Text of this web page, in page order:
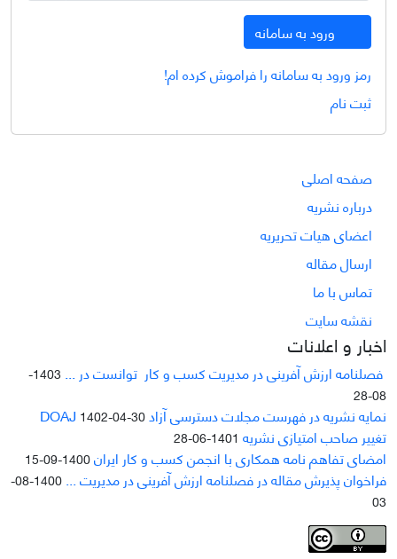
ورود به سامانه
رمز ورود به سامانه را فراموش کرده ام!
ثبت نام
صفحه اصلی
درباره نشریه
اعضای هیات تحریریه
ارسال مقاله
تماس با ما
نقشه سایت
اخبار و اعلانات
فصلنامه ارزش آفرینی در مدیریت کسب و کار توانست در ...
1403-
08-28
نمایه نشریه در فهرست مجلات دسترسی آزاد DOAJ1402-04-30
تغییر صاحب امتیازی نشریه 1401-06-28
امضای تفاهم نامه همکاری با انجمن کسب و کار ایران1400-09-15
فراخوان پذیرش مقاله در فصلنامه ارزش آفرینی در مدیریت ...
1400-08-
03